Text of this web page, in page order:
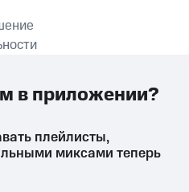
плейлисты,
миксами теперь